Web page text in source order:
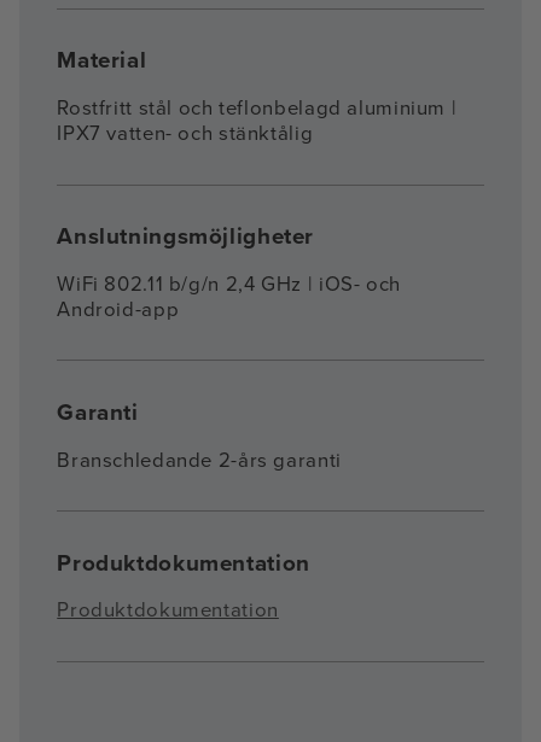
Material
Rostfritt stål och teflonbelagd aluminium |
IPX7 vatten- och stänktålig
Anslutningsmöjligheter
WiFi 802.11 b/g/n 2,4 GHz | iOS- och
Android-app
Garanti
Branschledande 2-års garanti
Produktdokumentation
Produktdokumentation